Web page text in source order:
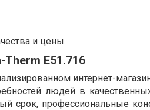
и цены.
Therm E51.716
интернет-
людей в
срок, профессиональные